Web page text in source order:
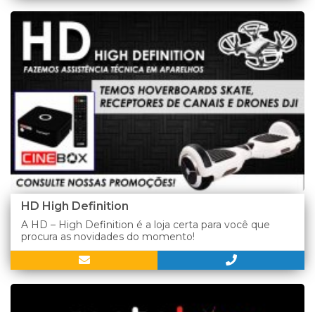
HD High Definition
A HD – High Definition é a loja certa para você que
procura as novidades do momento!